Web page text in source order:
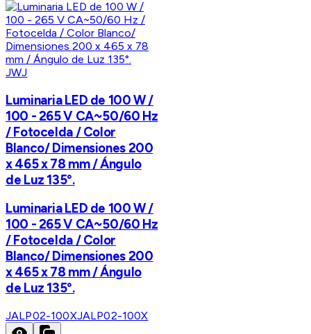
JWJ
Luminaria LED de 100 W /
100 - 265 V CA~50/60 Hz
/ Fotocelda / Color
Blanco/ Dimensiones 200
x 465 x 78 mm / Ángulo
de Luz 135°.
Luminaria LED de 100 W /
100 - 265 V CA~50/60 Hz
/ Fotocelda / Color
Blanco/ Dimensiones 200
x 465 x 78 mm / Ángulo
de Luz 135°.
JALP02-100XJALP02-100X